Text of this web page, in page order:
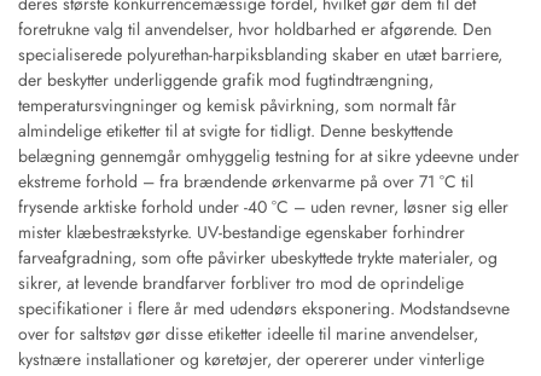
foretrukne valg til anvendelser, hvor holdbarhed er afgørende. Den
specialiserede polyurethan-harpiksblanding skaber en utæt barriere,
der beskytter underliggende grafik mod fugtindtrængning,
temperatursvingninger og kemisk påvirkning, som normalt får
almindelige etiketter til at svigte for tidligt. Denne beskyttende
belægning gennemgår omhyggelig testning for at sikre ydeevne under
ekstreme forhold – fra brændende ørkenvarme på over 71 °C til
frysende arktiske forhold under -40 °C – uden revner, løsner sig eller
mister klæbestrækstyrke. UV-bestandige egenskaber forhindrer
farveafgradning, som ofte påvirker ubeskyttede trykte materialer, og
sikrer, at levende brandfarver forbliver tro mod de oprindelige
specifikationer i flere år med udendørs eksponering. Modstandsevne
over for saltstøv gør disse etiketter ideelle til marine anvendelser,
kystnære installationer og køretøjer, der opererer under vinterlige